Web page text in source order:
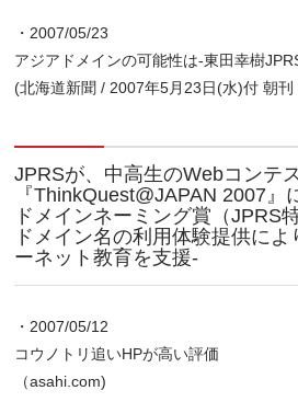
・2007/05/23
アジアドメインの可能性は-東田幸樹
(北海道新聞 / 2007年5月23日(水)付 朝
JPRSが、中高生のWebコンテ
『ThinkQuest@JAPAN 2007』
ドメインネーミング賞（JPRS
ドメイン名の利用体験提供に
ーネット教育を支援‐
・2007/05/12
コウノトリ追いHPが高い評価
（asahi.com)